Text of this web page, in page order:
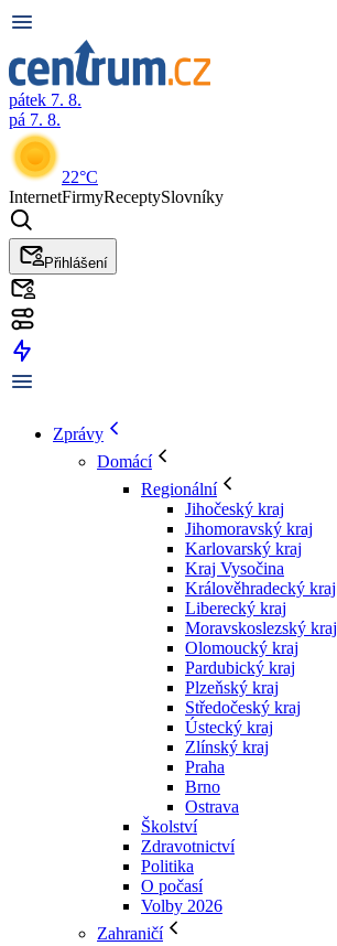
pátek 7. 8.
pá 7. 8.
22°C
InternetFirmyReceptySlovníky
Přihlášení
Zprávy
Domácí
Regionální
Jihočeský kraj
Jihomoravský kraj
Karlovarský kraj
Kraj Vysočina
Králověhradecký kraj
Liberecký kraj
Moravskoslezský kraj
Olomoucký kraj
Pardubický kraj
Plzeňský kraj
Středočeský kraj
Ústecký kraj
Zlínský kraj
Praha
Brno
Ostrava
Školství
Zdravotnictví
Politika
O počasí
Volby 2026
Zahraničí